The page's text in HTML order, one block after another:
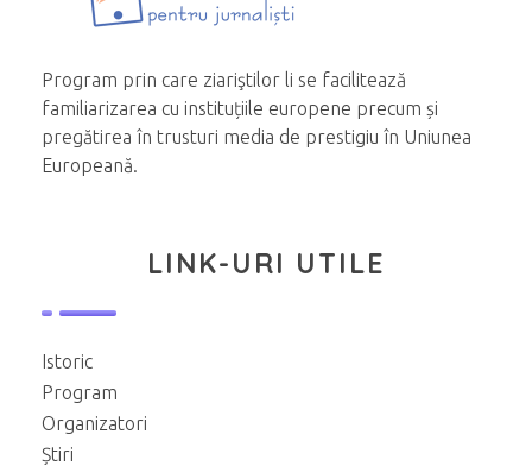
Program prin care ziariştilor li se facilitează
familiarizarea cu instituțiile europene precum și
pregătirea în trusturi media de prestigiu în Uniunea
Europeană.
LINK-URI UTILE
Istoric
Program
Organizatori
Știri